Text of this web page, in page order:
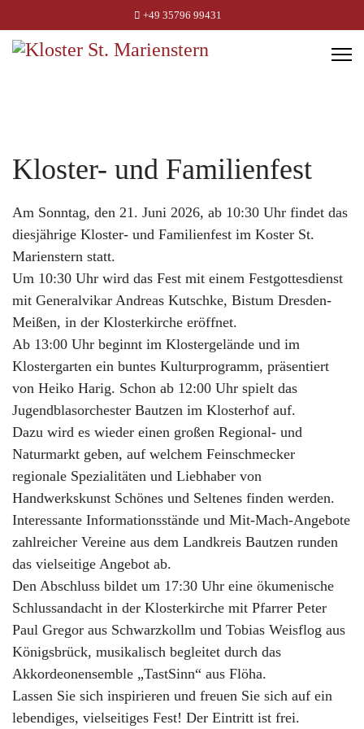
+49 35796 99431
Kloster- und Familienfest
Am Sonntag, den 21. Juni 2026, ab 10:30 Uhr findet das
diesjährige Kloster- und Familienfest im Koster St.
Marienstern statt.
Um 10:30 Uhr wird das Fest mit einem Festgottesdienst
mit Generalvikar Andreas Kutschke, Bistum Dresden-
Meißen, in der Klosterkirche eröffnet.
Ab 13:00 Uhr beginnt im Klostergelände und im
Klostergarten ein buntes Kulturprogramm, präsentiert
von Heiko Harig. Schon ab 12:00 Uhr spielt das
Jugendblasorchester Bautzen im Klosterhof auf.
Dazu wird es wieder einen großen Regional- und
Naturmarkt geben, auf welchem Feinschmecker
regionale Spezialitäten und Liebhaber von
Handwerkskunst Schönes und Seltenes finden werden.
Interessante Informationsstände und Mit-Mach-Angebote
zahlreicher Vereine aus dem Landkreis Bautzen runden
das vielseitige Angebot ab.
Den Abschluss bildet um 17:30 Uhr eine ökumenische
Schlussandacht in der Klosterkirche mit Pfarrer Peter
Paul Gregor aus Schwarzkollm und Tobias Weisflog aus
Königsbrück, musikalisch begleitet durch das
Akkordeonensemble „TastSinn“ aus Flöha.
Lassen Sie sich inspirieren und freuen Sie sich auf ein
lebendiges, vielseitiges Fest! Der Eintritt ist frei.